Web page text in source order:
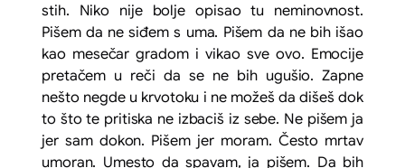
stih. Niko nije bolje opisao tu neminovnost.
Pišem da ne siđem s uma. Pišem da ne bih išao
kao mesečar gradom i vikao sve ovo. Emocije
pretačem u reči da se ne bih ugušio. Zapne
nešto negde u krvotoku i ne možeš da dišeš dok
to što te pritiska ne izbaciš iz sebe. Ne pišem ja
jer sam dokon. Pišem jer moram. Često mrtav
umoran. Umesto da spavam, ja pišem. Da bih